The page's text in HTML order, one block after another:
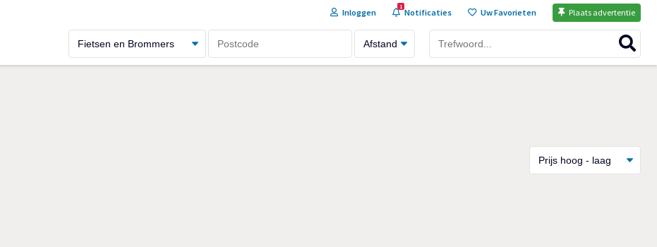
Inloggen
1
Notificaties Uw Favorieten Plaats advertentie